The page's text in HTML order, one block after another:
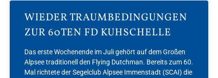
WIEDER TRAUMBEDINGUNGEN
ZUR 60TEN FD KUHSCHELLE
Das erste Wochenende im Juli gehört auf dem Großen
Alpsee traditionell den Flying Dutchman. Bereits zum 60.
Mal richtete der Segelclub Alpsee Immenstadt (SCAI) die